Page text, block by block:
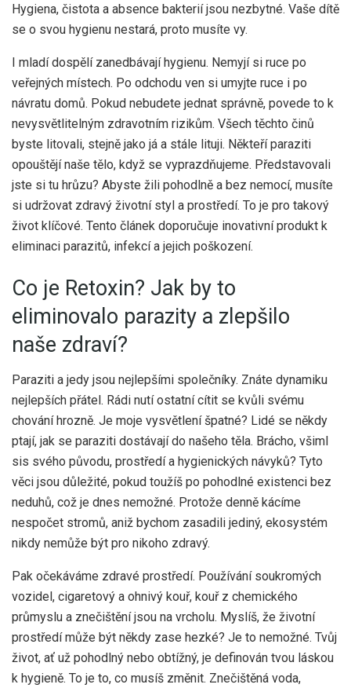
Hygiena, čistota a absence bakterií jsou nezbytné. Vaše dítě
se o svou hygienu nestará, proto musíte vy.
I mladí dospělí zanedbávají hygienu. Nemyjí si ruce po
veřejných místech. Po odchodu ven si umyjte ruce i po
návratu domů. Pokud nebudete jednat správně, povede to k
nevysvětlitelným zdravotním rizikům. Všech těchto činů
byste litovali, stejně jako já a stále lituji. Někteří paraziti
opouštějí naše tělo, když se vyprazdňujeme. Představovali
jste si tu hrůzu? Abyste žili pohodlně a bez nemocí, musíte
si udržovat zdravý životní styl a prostředí. To je pro takový
život klíčové. Tento článek doporučuje inovativní produkt k
eliminaci parazitů, infekcí a jejich poškození.
Co je Retoxin? Jak by to
eliminovalo parazity a zlepšilo
naše zdraví?
Paraziti a jedy jsou nejlepšími společníky. Znáte dynamiku
nejlepších přátel. Rádi nutí ostatní cítit se kvůli svému
chování hrozně. Je moje vysvětlení špatné? Lidé se někdy
ptají, jak se paraziti dostávají do našeho těla. Brácho, všiml
sis svého původu, prostředí a hygienických návyků? Tyto
věci jsou důležité, pokud toužíš po pohodlné existenci bez
neduhů, což je dnes nemožné. Protože denně kácíme
nespočet stromů, aniž bychom zasadili jediný, ekosystém
nikdy nemůže být pro nikoho zdravý.
Pak očekáváme zdravé prostředí. Používání soukromých
vozidel, cigaretový a ohnivý kouř, kouř z chemického
průmyslu a znečištění jsou na vrcholu. Myslíš, že životní
prostředí může být někdy zase hezké? Je to nemožné. Tvůj
život, ať už pohodlný nebo obtížný, je definován tvou láskou
k hygieně. To je to, co musíš změnit. Znečištěná voda,